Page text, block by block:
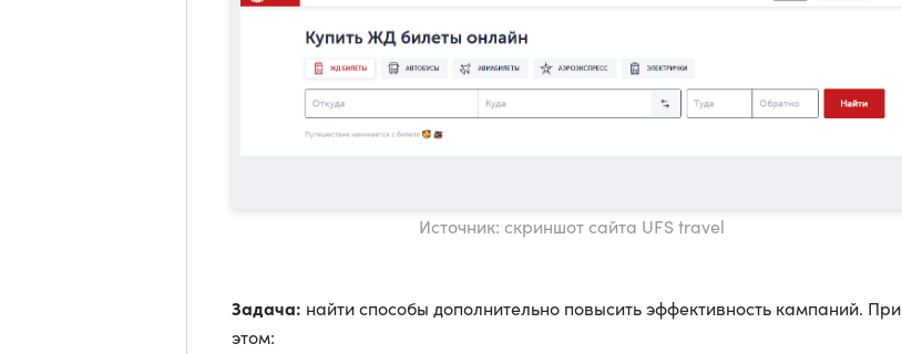
Источник: скриншот сайта UFS travel
Задача: найти способы дополнительно повысить эффективность кампаний. При
этом: